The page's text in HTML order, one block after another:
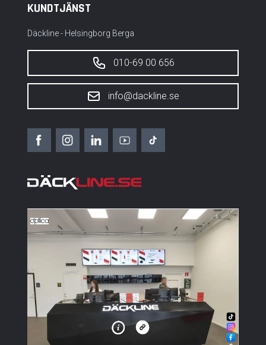
KUNDTJÄNST
Däckline - Helsingborg Berga
010-69 00 656
info@dackline.se